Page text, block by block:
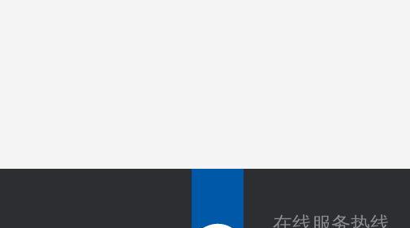
在线服务热线